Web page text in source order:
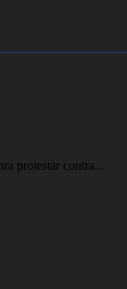
protestar contra...